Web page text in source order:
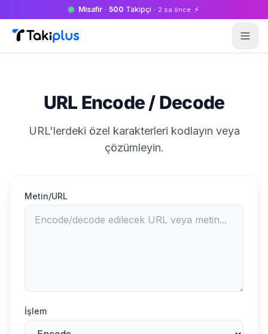
Misafir · 500 Takipçi · 2 sa önce ⚡
Anasayfa
URL Encode / Decode
URL'lerdeki özel karakterleri kodlayın veya
çözümleyin.
Metin/URL
İşlem